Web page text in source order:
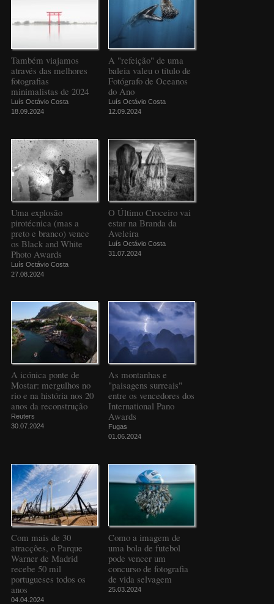
Também viajamos
através das melhores
fotografias
minimalistas de 2024
Luís Octávio Costa
18.09.2024
A "refeição" de uma
baleia valeu o título de
Fotógrafo de Oceanos
do Ano
Luís Octávio Costa
12.09.2024
Uma explosão
pirotécnica (mas a
preto e branco) vence
os Black and White
Photo Awards
Luís Octávio Costa
27.08.2024
O Último Croceiro vai
estar na Branda da
Aveleira
Luís Octávio Costa
31.07.2024
A icónica ponte de
Mostar: mergulhos no
rio e na história nos 20
anos da reconstrução
Reuters
30.07.2024
As montanhas e
"paisagens surreais"
entre os vencedores dos
International Pano
Awards
Fugas
01.06.2024
Com mais de 30
atracções, o Parque
Warner de Madrid
recebe 50 mil
portugueses todos os
anos
04.04.2024
Como a imagem de
uma bola de futebol
pode vencer um
concurso de fotografia
de vida selvagem
25.03.2024